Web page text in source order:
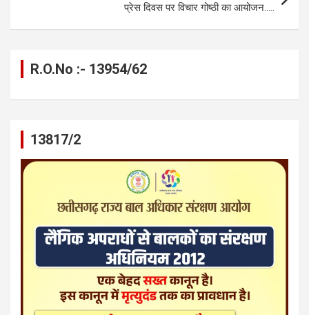
प्रेस दिवस पर विचार गोष्ठी का आयोजन…..
R.O.No :- 13954/62
13817/2